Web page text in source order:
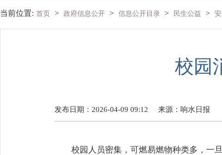
当前位置: 首页 > 政府信息公开 > 信息公开目录 > 民生公益 >
校园
发布日期：2026-04-09 09:12 来源： 响水日报
校园人员密集，可燃易燃物种类多，一